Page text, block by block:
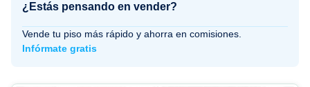
¿Estás pensando en vender?
Vende tu piso más rápido y ahorra en comisiones.
Infórmate gratis